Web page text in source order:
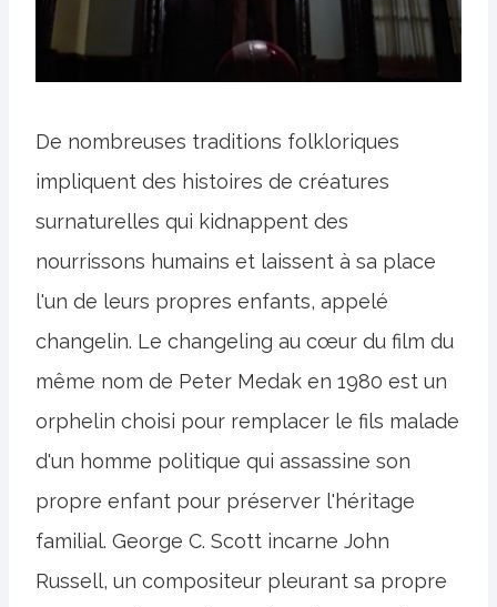
De nombreuses traditions folkloriques
impliquent des histoires de créatures
surnaturelles qui kidnappent des
nourrissons humains et laissent à sa place
l'un de leurs propres enfants, appelé
changelin. Le changeling au cœur du film du
même nom de Peter Medak en 1980 est un
orphelin choisi pour remplacer le fils malade
d'un homme politique qui assassine son
propre enfant pour préserver l'héritage
familial. George C. Scott incarne John
Russell, un compositeur pleurant sa propre